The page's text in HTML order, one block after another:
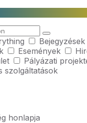
Bejegyzések
Események
Pályázati
szolgáltatások
honlapja